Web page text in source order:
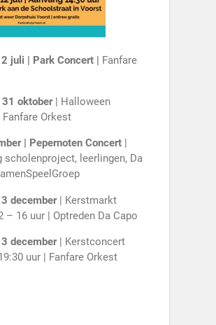
juli | Park Concert | Fanfare
oktober| Halloween
Orkest
| Pepernoten Concert
scholenproject, leerlingen, Da
december| Kerstmarkt
– 16 uur | Optreden Da Capo
december| Kerstconcert
uur | Fanfare Orkest